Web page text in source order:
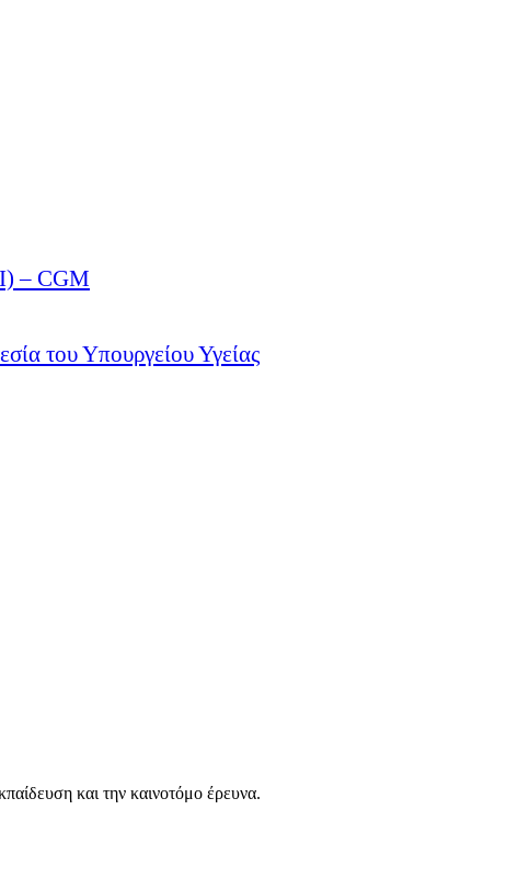
– CGM
του Υπουργείου Υγείας
και την καινοτόμο έρευνα.